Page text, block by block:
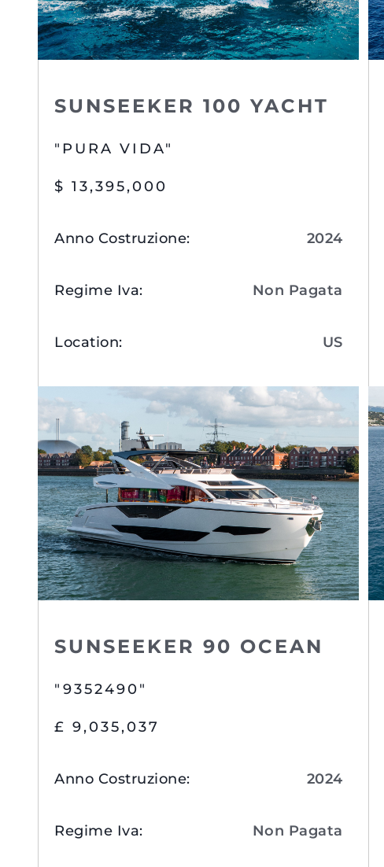
SUNSEEKER 100 YACHT
"PURA VIDA"
$ 13,395,000
Anno Costruzione: 2024
Regime Iva: Non Pagata
Location: US
Visualizza Dettagli
SUNSEEKER 90 OCEAN
"9352490"
£ 9,035,037
Anno Costruzione: 2024
Regime Iva: Non Pagata